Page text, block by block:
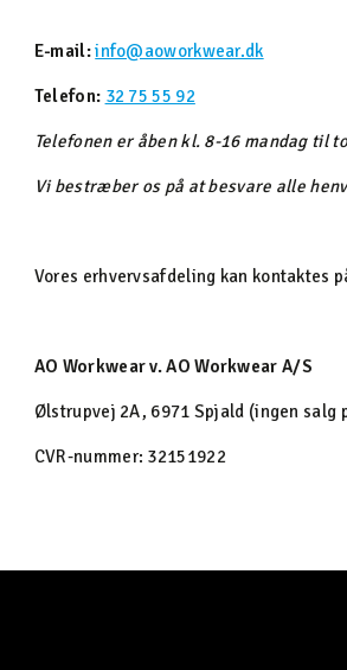
E-mail:info@aoworkwear.dk
Telefon: 32 75 55 92
Telefonen er åben kl. 8-16 mandag til
Vi bestræber os på at besvare alle
Vores erhvervsafdeling kan kontaktes
AO Workwear v. AO Workwear A/S
Ølstrupvej 2A, 6971 Spjald (ingen salg
CVR-nummer: 32151922